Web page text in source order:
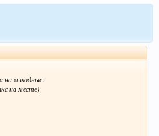
на выходные:
на месте)